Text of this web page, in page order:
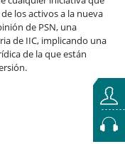
los activos a la nueva
de PSN, una
de IIC, implicando una
de la que están